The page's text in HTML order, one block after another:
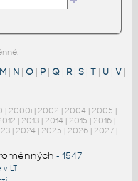
M| N| O| P| Q| R| S| T| U| V|
| 2000i | 2002 | 2004 | 2005 |
| 2013 | 2014 | 2015 | 2016 |
| 2024 | 2025 | 2026 | 2027 |
- 1547
LT